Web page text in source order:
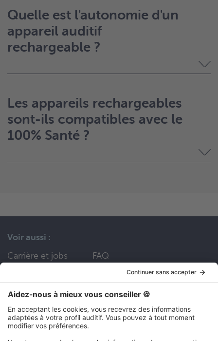
Quelle est l'autonomie d'un
appareil auditif
rechargeable ?
Les appareils rechargeables
sont-ils compatibles avec le
100% Santé ?
Voir aussi :
Carrière et jobs
FAQ
Nos services
Divers
Devenir partenaire
Social Media